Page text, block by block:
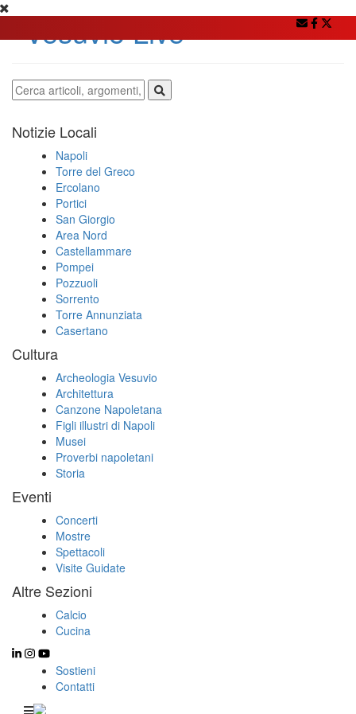
Notizie Locali
Napoli
Torre del Greco
Ercolano
Portici
San Giorgio
Area Nord
Castellammare
Pompei
Pozzuoli
Sorrento
Torre Annunziata
Casertano
Cultura
Archeologia Vesuvio
Architettura
Canzone Napoletana
Figli illustri di Napoli
Musei
Proverbi napoletani
Storia
Eventi
Concerti
Mostre
Spettacoli
Visite Guidate
Altre Sezioni
Calcio
Cucina
Sostieni
Contatti